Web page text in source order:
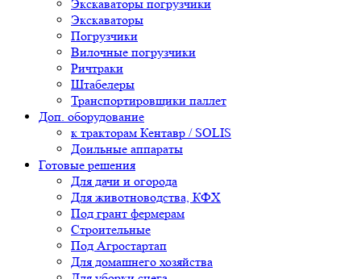
Экскаваторы погрузчики
Экскаваторы
Погрузчики
Вилочные погрузчики
Ричтраки
Штабелеры
Транспортировщики паллет
Доп. оборудование
к тракторам Кентавр / SOLIS
Доильные аппараты
Готовые решения
Для дачи и огорода
Для животноводства, КФХ
Под грант фермерам
Строительные
Под Агростартап
Для домашнего хозяйства